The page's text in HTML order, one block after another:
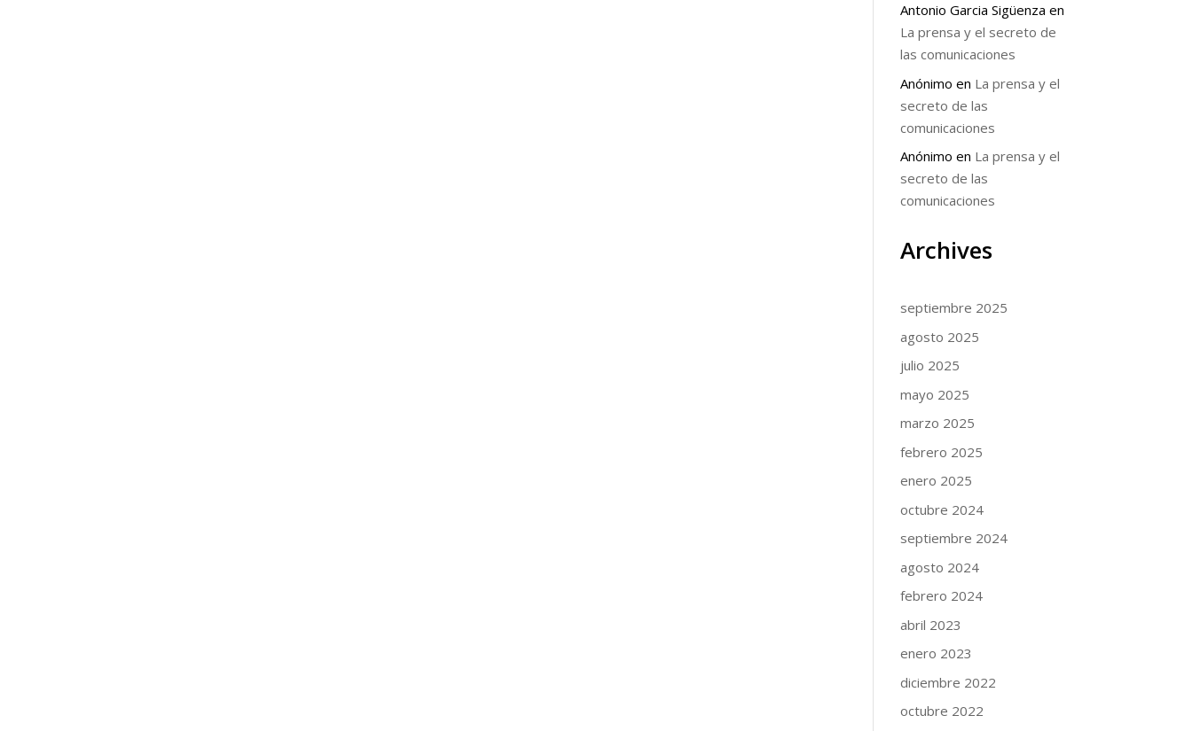
Antonio Garcia Sigüenza en
La prensa y el secreto de
las comunicaciones
Anónimo en La prensa y el
secreto de las
comunicaciones
Anónimo en La prensa y el
secreto de las
comunicaciones
Archives
septiembre 2025
agosto 2025
julio 2025
mayo 2025
marzo 2025
febrero 2025
enero 2025
octubre 2024
septiembre 2024
agosto 2024
febrero 2024
abril 2023
enero 2023
diciembre 2022
octubre 2022